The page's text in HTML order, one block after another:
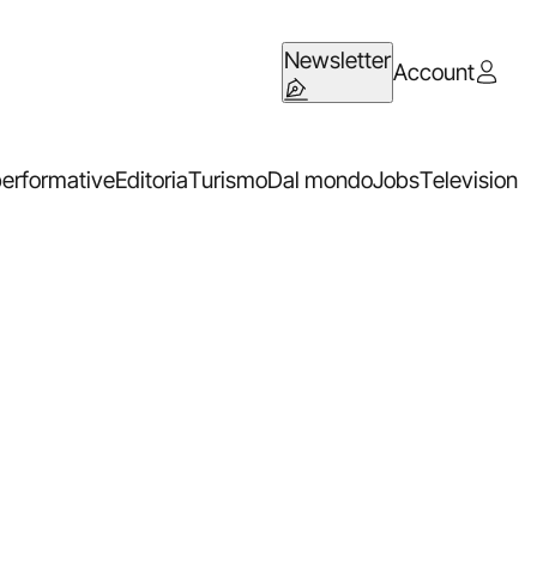
NewsletterAccount
EditoriaTurismoDal mondoJobsTelevision